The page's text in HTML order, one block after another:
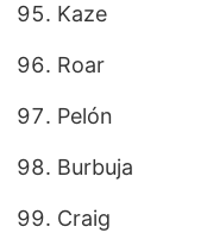
Kaze
Roar
Pelón
Burbuja
Craig